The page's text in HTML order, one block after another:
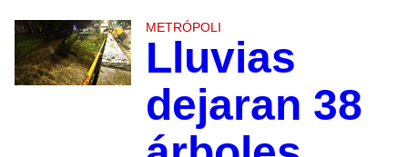
METRÓPOLI
Lluvias
dejaran 38